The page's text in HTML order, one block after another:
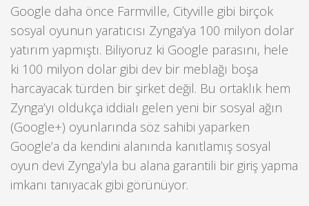
Google daha önce Farmville, Cityville gibi birçok
sosyal oyunun yaratıcısı Zynga’ya 100 milyon dolar
yatırım yapmıştı. Biliyoruz ki Google parasını, hele
ki 100 milyon dolar gibi dev bir meblağı boşa
harcayacak türden bir şirket değil. Bu ortaklık hem
Zynga’yı oldukça iddialı gelen yeni bir sosyal ağın
(Google+) oyunlarında söz sahibi yaparken
Google’a da kendini alanında kanıtlamış sosyal
oyun devi Zynga’yla bu alana garantili bir giriş yapma
imkanı tanıyacak gibi görünüyor.